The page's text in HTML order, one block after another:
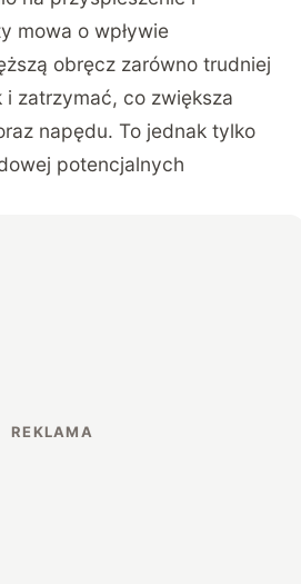
mowa o wpływie
obręcz zarówno trudniej
zatrzymać, co zwiększa
napędu. To jednak tylko
potencjalnych